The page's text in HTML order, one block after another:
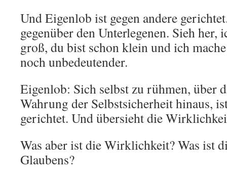
Und Eigenlob ist gegen andere
gegenüber den Unterlegenen. Sieh her,
groß, du bist schon klein und ich
noch unbedeutender.
Eigenlob: Sich selbst zu rühmen, über
Wahrung der Selbstsicherheit hinaus,
gerichtet. Und übersieht die
Was aber ist die Wirklichkeit? Was ist
Glaubens?